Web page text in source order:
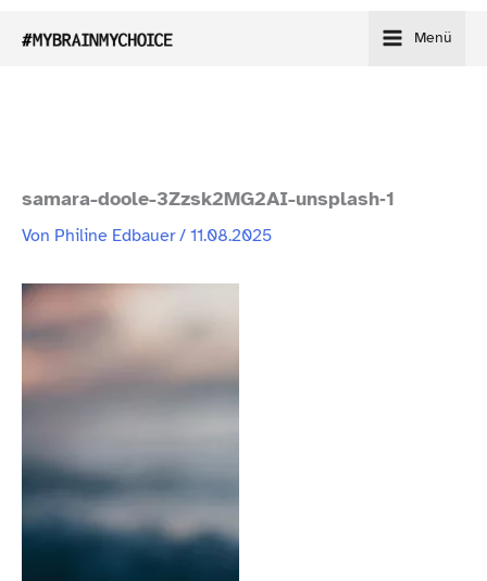
Inhalt
Menü
samara-​doole-​3Zzsk2MG2AI-​unsplash‑1
Von Philine Edbauer/11.08.2025